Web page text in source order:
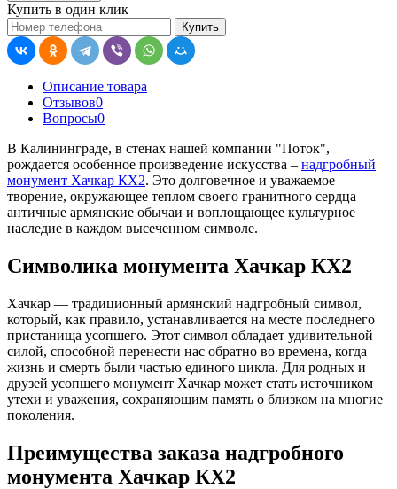
Купить в один клик
Купить
Описание товара
Отзывов0
Вопросы0
В Калининграде, в стенах нашей компании "Поток",
рождается особенное произведение искусства – надгробный
монумент Хачкар КХ2. Это долговечное и уважаемое
творение, окружающее теплом своего гранитного сердца
античные армянские обычаи и воплощающее культурное
наследие в каждом высеченном символе.
Символика монумента Хачкар КХ2
Хачкар — традиционный армянский надгробный символ,
который, как правило, устанавливается на месте последнего
пристанища усопшего. Этот символ обладает удивительной
силой, способной перенести нас обратно во времена, когда
жизнь и смерть были частью единого цикла. Для родных и
друзей усопшего монумент Хачкар может стать источником
утехи и уважения, сохраняющим память о близком на многие
поколения.
Преимущества заказа надгробного
монумента Хачкар КХ2